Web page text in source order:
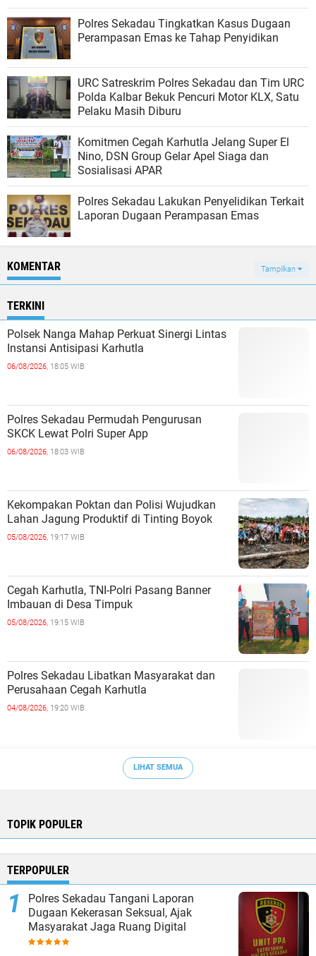
Polres Sekadau Tingkatkan Kasus Dugaan
Perampasan Emas ke Tahap Penyidikan
URC Satreskrim Polres Sekadau dan Tim URC
Polda Kalbar Bekuk Pencuri Motor KLX, Satu
Pelaku Masih Diburu
Komitmen Cegah Karhutla Jelang Super El
Nino, DSN Group Gelar Apel Siaga dan
Sosialisasi APAR
Polres Sekadau Lakukan Penyelidikan Terkait
Laporan Dugaan Perampasan Emas
KOMENTAR Tampilkan
TERKINI
Polsek Nanga Mahap Perkuat Sinergi Lintas
Instansi Antisipasi Karhutla
06/08/2026, 18:05 WIB
Polres Sekadau Permudah Pengurusan
SKCK Lewat Polri Super App
06/08/2026, 18:03 WIB
Kekompakan Poktan dan Polisi Wujudkan
Lahan Jagung Produktif di Tinting Boyok
05/08/2026, 19:17 WIB
Cegah Karhutla, TNI-Polri Pasang Banner
Imbauan di Desa Timpuk
05/08/2026, 19:15 WIB
Polres Sekadau Libatkan Masyarakat dan
Perusahaan Cegah Karhutla
04/08/2026, 19:20 WIB
LIHAT SEMUA
TOPIK POPULER
TERPOPULER
Polres Sekadau Tangani Laporan
Dugaan Kekerasan Seksual, Ajak
Masyarakat Jaga Ruang Digital